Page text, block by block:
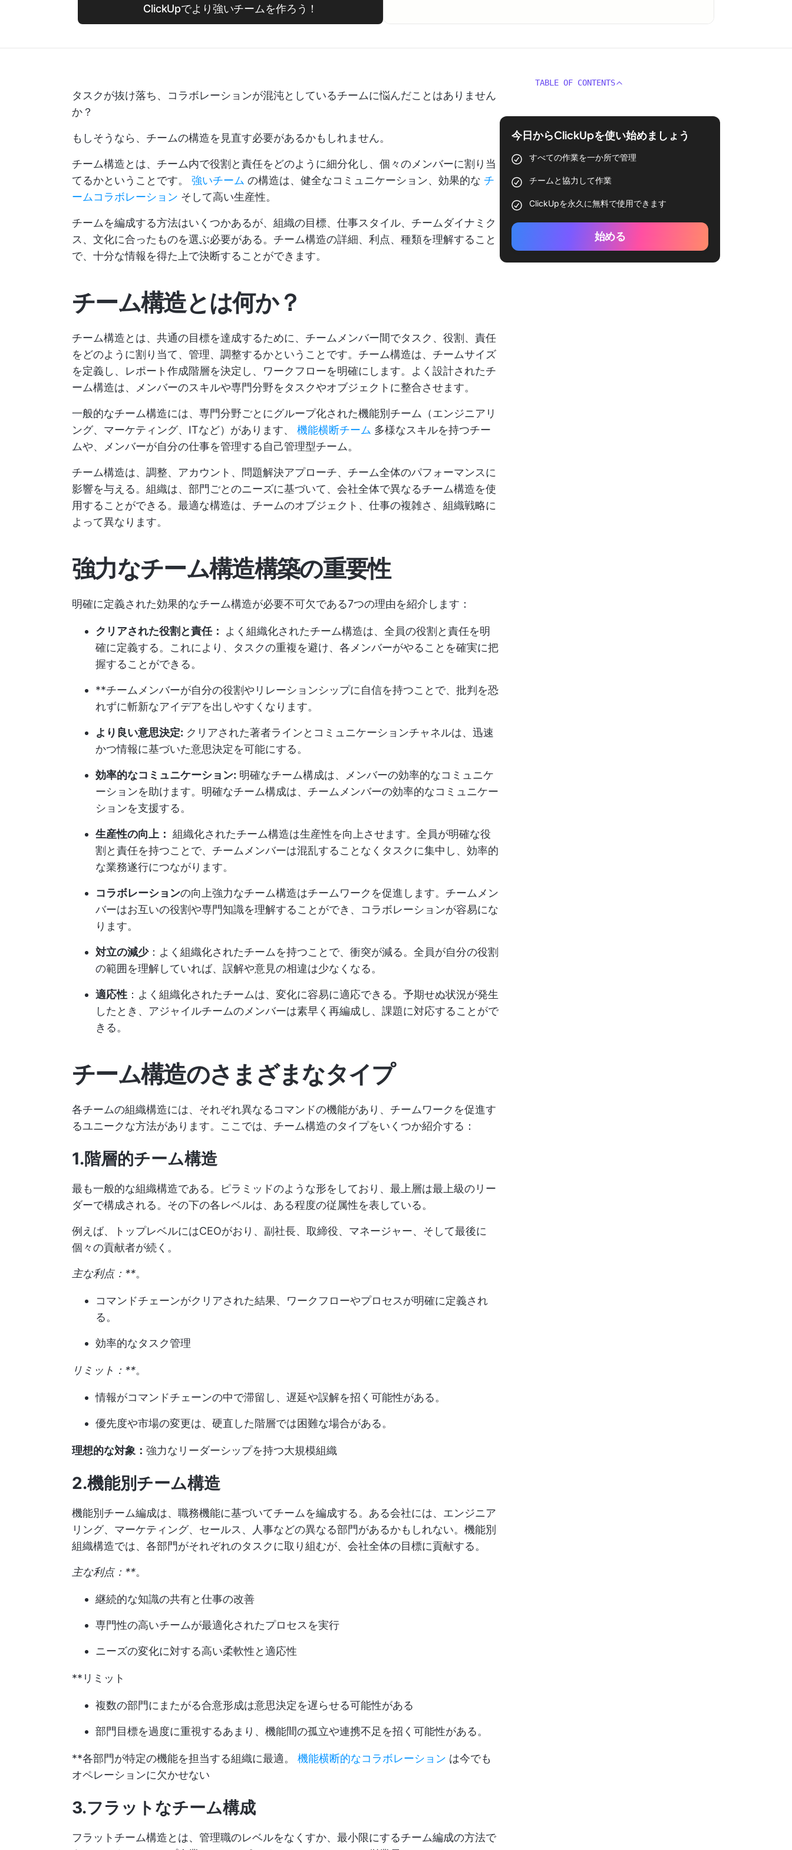
ClickUpでより強いチームを作ろう！
タスクが抜け落ち、コラボレーションが混沌としているチームに悩んだことはありません
か？
もしそうなら、チームの構造を見直す必要があるかもしれません。
チーム構造とは、チーム内で役割と責任をどのように細分化し、個々のメンバーに割り当
てるかということです。 強いチーム の構造は、健全なコミュニケーション、効果的な チ
ームコラボレーション そして高い生産性。
チームを編成する方法はいくつかあるが、組織の目標、仕事スタイル、チームダイナミク
ス、文化に合ったものを選ぶ必要がある。チーム構造の詳細、利点、種類を理解すること
で、十分な情報を得た上で決断することができます。
チーム構造とは何か？
チーム構造とは、共通の目標を達成するために、チームメンバー間でタスク、役割、責任
をどのように割り当て、管理、調整するかということです。チーム構造は、チームサイズ
を定義し、レポート作成階層を決定し、ワークフローを明確にします。よく設計されたチ
ーム構造は、メンバーのスキルや専門分野をタスクやオブジェクトに整合させます。
一般的なチーム構造には、専門分野ごとにグループ化された機能別チーム（エンジニアリ
ング、マーケティング、ITなど）があります、 機能横断チーム 多様なスキルを持つチー
ムや、メンバーが自分の仕事を管理する自己管理型チーム。
チーム構造は、調整、アカウント、問題解決アプローチ、チーム全体のパフォーマンスに
影響を与える。組織は、部門ごとのニーズに基づいて、会社全体で異なるチーム構造を使
用することができる。最適な構造は、チームのオブジェクト、仕事の複雑さ、組織戦略に
よって異なります。
強力なチーム構造構築の重要性
明確に定義された効果的なチーム構造が必要不可欠である7つの理由を紹介します：
クリアされた役割と責任： よく組織化されたチーム構造は、全員の役割と責任を明
確に定義する。これにより、タスクの重複を避け、各メンバーがやることを確実に把
握することができる。
**チームメンバーが自分の役割やリレーションシップに自信を持つことで、批判を恐
れずに斬新なアイデアを出しやすくなります。
より良い意思決定: クリアされた著者ラインとコミュニケーションチャネルは、迅速
かつ情報に基づいた意思決定を可能にする。
効率的なコミュニケーション: 明確なチーム構成は、メンバーの効率的なコミュニケ
ーションを助けます。明確なチーム構成は、チームメンバーの効率的なコミュニケー
ションを支援する。
生産性の向上： 組織化されたチーム構造は生産性を向上させます。全員が明確な役
割と責任を持つことで、チームメンバーは混乱することなくタスクに集中し、効率的
な業務遂行につながります。
コラボレーションの向上強力なチーム構造はチームワークを促進します。チームメン
バーはお互いの役割や専門知識を理解することができ、コラボレーションが容易にな
ります。
対立の減少：よく組織化されたチームを持つことで、衝突が減る。全員が自分の役割
の範囲を理解していれば、誤解や意見の相違は少なくなる。
適応性 ：よく組織化されたチームは、変化に容易に適応できる。予期せぬ状況が発生
したとき、アジャイルチームのメンバーは素早く再編成し、課題に対応することがで
きる。
チーム構造のさまざまなタイプ
各チームの組織構造には、それぞれ異なるコマンドの機能があり、チームワークを促進す
るユニークな方法があります。ここでは、チーム構造のタイプをいくつか紹介する：
1.階層的チーム構造
最も一般的な組織構造である。ピラミッドのような形をしており、最上層は最上級のリー
ダーで構成される。その下の各レベルは、ある程度の従属性を表している。
例えば、トップレベルにはCEOがおり、副社長、取締役、マネージャー、そして最後に
個々の貢献者が続く。
主な利点：**。
コマンドチェーンがクリアされた結果、ワークフローやプロセスが明確に定義され
る。
効率的なタスク管理
リミット：**。
情報がコマンドチェーンの中で滞留し、遅延や誤解を招く可能性がある。
優先度や市場の変更は、硬直した階層では困難な場合がある。
理想的な対象： 強力なリーダーシップを持つ大規模組織
2.機能別チーム構造
機能別チーム編成は、職務機能に基づいてチームを編成する。ある会社には、エンジニア
リング、マーケティング、セールス、人事などの異なる部門があるかもしれない。機能別
組織構造では、各部門がそれぞれのタスクに取り組むが、会社全体の目標に貢献する。
主な利点：**。
継続的な知識の共有と仕事の改善
専門性の高いチームが最適化されたプロセスを実行
ニーズの変化に対する高い柔軟性と適応性
**リミット
複数の部門にまたがる合意形成は意思決定を遅らせる可能性がある
部門目標を過度に重視するあまり、機能間の孤立や連携不足を招く可能性がある。
**各部門が特定の機能を担当する組織に最適。 機能横断的なコラボレーション は今でも
オペレーションに欠かせない
3.フラットなチーム構成
フラットチーム構造とは、管理職のレベルをなくすか、最小限にするチーム編成の方法で
TABLE OF CONTENTS
今日からClickUpを使い始めましょう
すべての作業を一か所で管理
チームと協力して作業
ClickUpを永久に無料で使用できます
始める